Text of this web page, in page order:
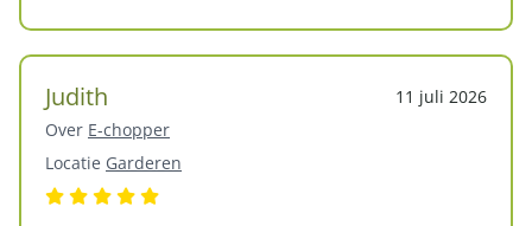
Judith
11 juli 2026
Over E-chopper
Locatie Garderen